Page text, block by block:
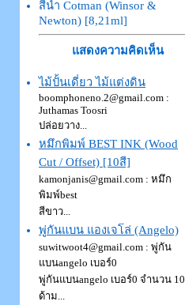
สีน้ำ Cotman (Winsor &
Newton) [8,21ml]
แสดงความคิดเห็น
ไม้ปั้นเดี่ยว ไม้แต่งดิน
boomphoneno.2@gmail.com :
Juthamas Toosri
ปล่อยวาง...
หมึกพิมพ์ BEST INK (Wood
Cut / Offset) [10สี]
kamonjanis@gmail.com : หมึก
พิมพ์best
สีขาว...
พู่กันแบน แองเจโล่ (Angelo)
suwitwoot4@gmail.com : พู่กัน
แบนangelo เบอร์0
พู่กันแบนangelo เบอร์0 จำนวน 10
ด้าม...